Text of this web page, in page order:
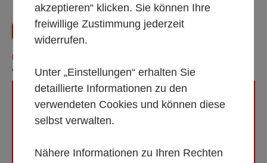
Shop Startseite
UNTERTASSE FÜR SUPPE, SERIE 'SANSPAREIL' (PE =
48), PASSEND ZU SUPPEN-OBERTASSE
akzeptieren“ klicken. Sie können Ihre
freiwillige Zustimmung jederzeit
widerrufen.
Unter „Einstellungen“ erhalten Sie
detaillierte Informationen zu den
verwendeten Cookies und können diese
selbst verwalten.
Nähere Informationen zu Ihren Rechten